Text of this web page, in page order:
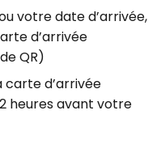
votre date d’arrivée,
d’arrivée
QR)
carte d’arrivée
heures avant votre